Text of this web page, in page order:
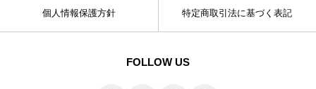
個人情報保護方針 特定商取引法に基づく表記
FOLLOW US